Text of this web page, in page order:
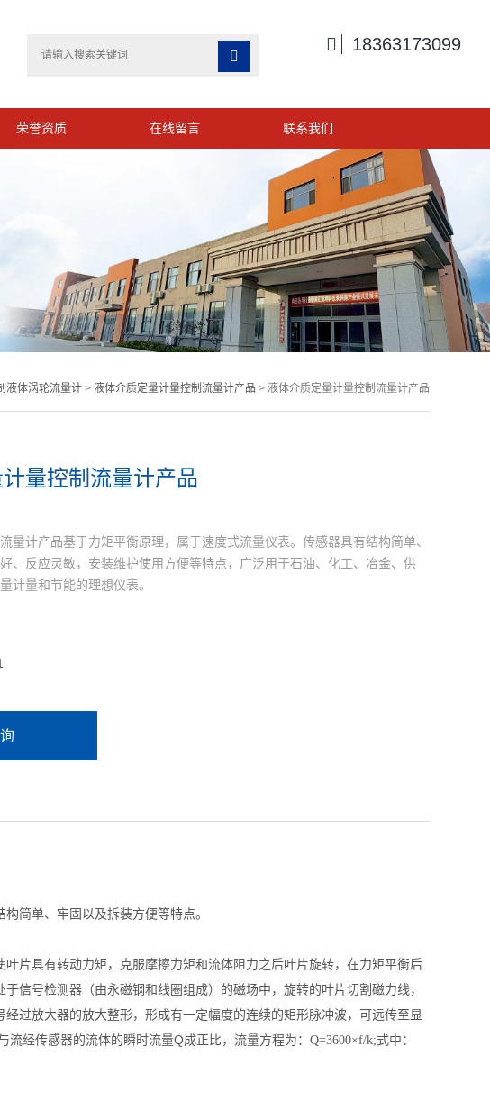

 18363173099
荣誉资质 在线留言 联系我们
液体涡轮流量计> 液体介质定量计量控制流量计产品 > 液体介质定量计量控制流量计产品
量控制流量计产品
量计产品基于力矩平衡原理，属于速度式流量仪表。传感器具有结构简单、
、反应灵敏，安装维护使用方便等特点，广泛用于石油、化工、冶金、供
计量和节能的理想仪表。
简单、牢固以及拆装方便等特点。
片具有转动力矩，克服摩擦力矩和流体阻力之后叶片旋转，在力矩平衡后
信号检测器（由永磁钢和线圈组成）的磁场中，旋转的叶片切割磁力线，
过放大器的放大整形，形成有一定幅度的连续的矩形脉冲波，可远传至显
流经传感器的流体的瞬时流量Q成正比，流量方程为：Q=3600×f/k;式中：